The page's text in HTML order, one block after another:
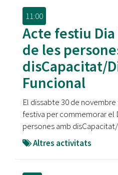
11:00
Acte festiu
de les
disCapacitat/
Funcional
El dissabte 30 de
festiva per commemorar el
persones amb
Altres activitats